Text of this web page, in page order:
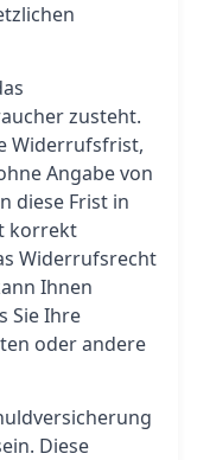
zusteht.
Widerrufsfrist,
Angabe von
diese Frist in
korrekt
Widerrufsrecht
Ihnen
Sie Ihre
oder andere
Diese